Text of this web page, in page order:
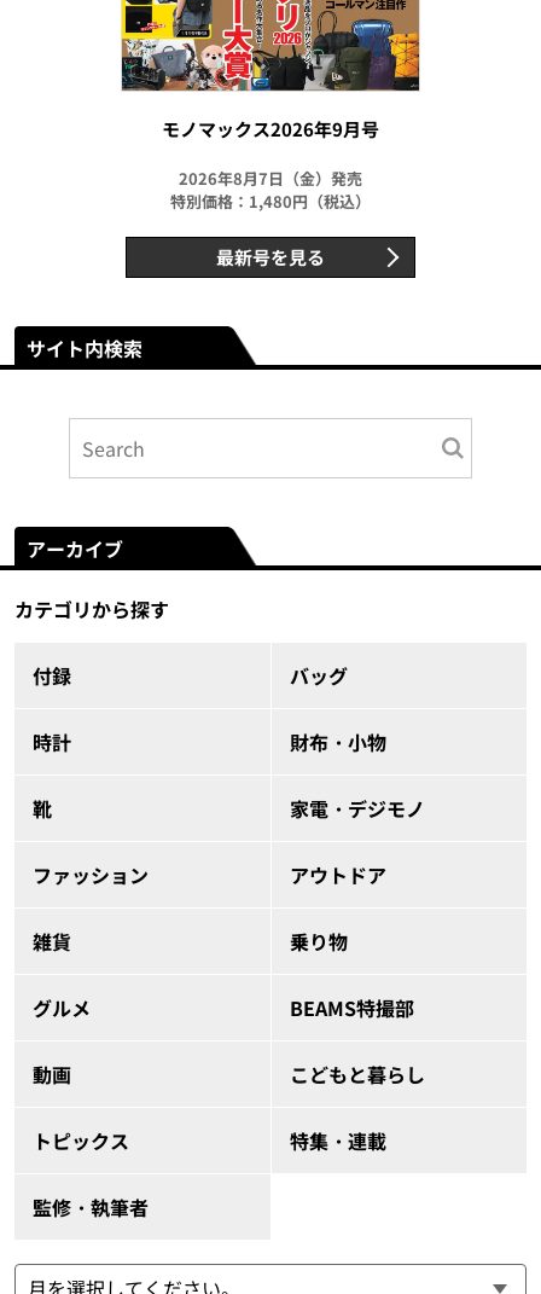
モノマックス2026年9月号
2026年8月7日（金）発売
特別価格：1,480円（税込）
最新号を見る
サイト内検索
アーカイブ
カテゴリから探す
付録 バッグ
時計 財布・小物
靴 家電・デジモノ
ファッション アウトドア
雑貨 乗り物
グルメ BEAMS特撮部
動画 こどもと暮らし
トピックス 特集・連載
監修・執筆者